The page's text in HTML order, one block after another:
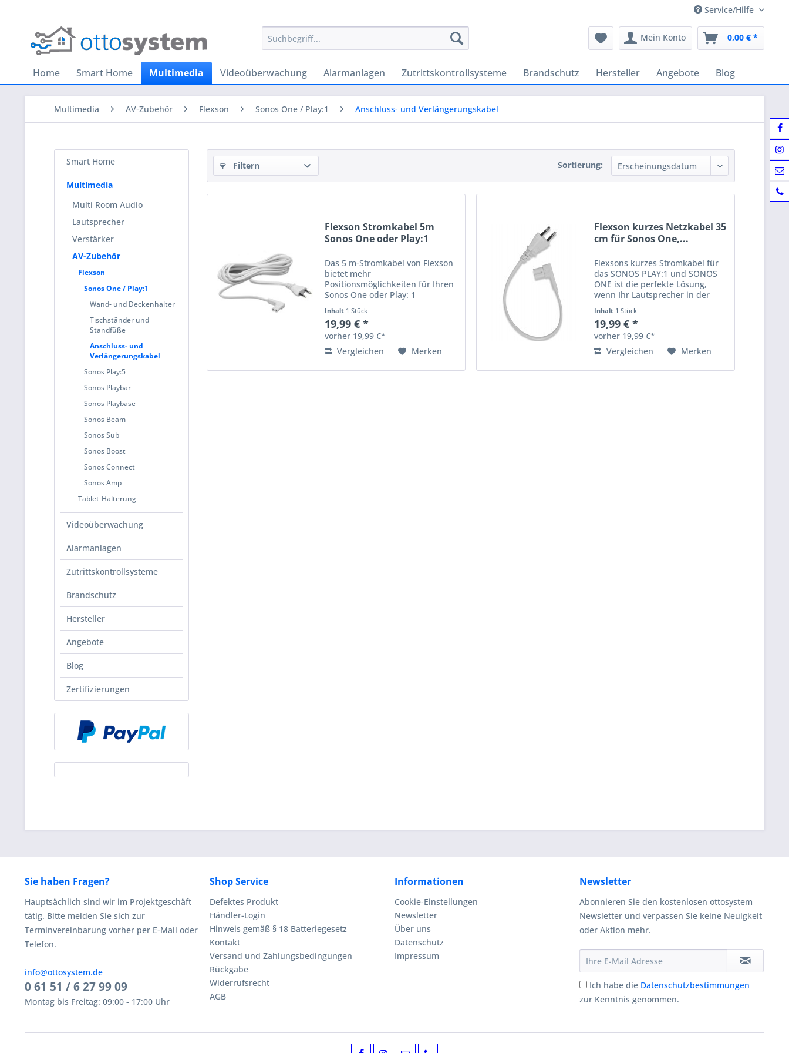
Service/Hilfe
Mein Konto 0,00 € *
Home Smart Home Multimedia Videoüberwachung Alarmanlagen Zutrittskontrollsysteme Brandschutz Hersteller Angebote Blog
Multimedia AV-Zubehör Flexson Sonos One / Play:1 Anschluss- und Verlängerungskabel
Smart Home
Multimedia
Multi Room Audio
Lautsprecher
Verstärker
AV-Zubehör
Flexson
Sonos One / Play:1
Wand- und Deckenhalter
Tischständer und
Standfüße
Anschluss- und
Verlängerungskabel
Sonos Play:5
Sonos Playbar
Sonos Playbase
Sonos Beam
Sonos Sub
Sonos Boost
Sonos Connect
Sonos Amp
Tablet-Halterung
Videoüberwachung
Alarmanlagen
Zutrittskontrollsysteme
Brandschutz
Hersteller
Angebote
Blog
Zertifizierungen
Filtern Sortierung:
Flexson Stromkabel 5m
Sonos One oder Play:1
Das 5 m-Stromkabel von Flexson
bietet mehr
Positionsmöglichkeiten für Ihren
Sonos One oder Play: 1
Kabelsalat. Das Standard-Sonos-
Netzkabel für Sonos One und
Play: 1 ist 2 Meter lang. Wenn Sie
keine...
Inhalt 1 Stück
19,99 € *
vorher 19,99 €*
Vergleichen
Merken
Flexson kurzes Netzkabel 35
cm für Sonos One,...
Flexsons kurzes Stromkabel für
das SONOS PLAY:1 und SONOS
ONE ist die perfekte Lösung,
wenn Ihr Lautsprecher in der
an der Wand montiert wird, um
Kabelsalat zu vermeiden. Das
Standard-SONOS-Netzkabel für...
Inhalt 1 Stück
19,99 € *
vorher 19,99 €*
Vergleichen
Merken
Sie haben Fragen?
Hauptsächlich sind wir im Projektgeschäft
tätig. Bitte melden Sie sich zur
Terminvereinbarung vorher per E-Mail oder
Telefon.
info@ottosystem.de
0 61 51 / 6 27 99 09
Montag bis Freitag: 09:00 - 17:00 Uhr
Shop Service
Defektes Produkt
Händler-Login
Hinweis gemäß § 18 Batteriegesetz
Kontakt
Versand und Zahlungsbedingungen
Rückgabe
Widerrufsrecht
AGB
Informationen
Cookie-Einstellungen
Newsletter
Über uns
Datenschutz
Impressum
Newsletter
Abonnieren Sie den kostenlosen ottosystem
Newsletter und verpassen Sie keine Neuigkeit
oder Aktion mehr.
Ich habe die Datenschutzbestimmungen
zur Kenntnis genommen.